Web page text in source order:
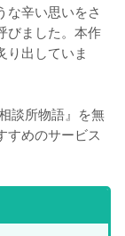
な辛い思いをさ
びました。本作
り出していま
談所物語』を無
すめのサービス